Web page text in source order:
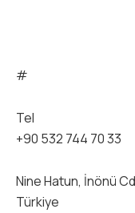
#
Tel
+90 532 744 70 33
Nine Hatun, İnönü
Türkiye